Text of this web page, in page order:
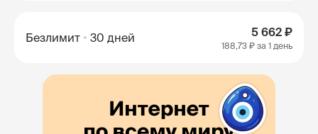
Безлимит 30 дней 5 662 ₽
188,73 ₽ за 1 день